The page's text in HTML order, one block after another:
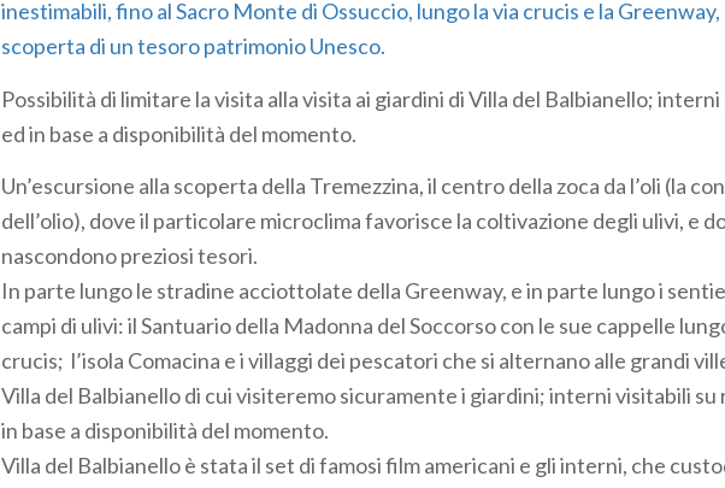
inestimabili, fino al Sacro Monte di Ossuccio, lungo la via crucis e la Greenway,
scoperta di un tesoro patrimonio Unesco.
Possibilità di limitare la visita alla visita ai giardini di Villa del Balbianello;
ed in base a disponibilità del momento.
Un’escursione alla scoperta della Tremezzina, il centro della zoca da l’oli (la
dell’olio), dove il particolare microclima favorisce la coltivazione degli ulivi, e
nascondono preziosi tesori.
In parte lungo le stradine acciottolate della Greenway, e in parte lungo i
campi di ulivi: il Santuario della Madonna del Soccorso con le sue cappelle
crucis; l’isola Comacina e i villaggi dei pescatori che si alternano alle grandi
Villa del Balbianello di cui visiteremo sicuramente i giardini; interni visitabili su
in base a disponibilità del momento.
Villa del Balbianello è stata il set di famosi film americani e gli interni, che